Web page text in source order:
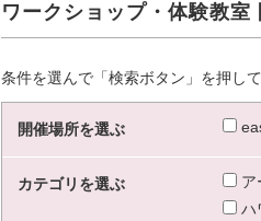
ワークショップ・体験教室
条件を選んで「検索ボタン」を押し
開催場所を選ぶ
カテゴリを選ぶ ア
ハ